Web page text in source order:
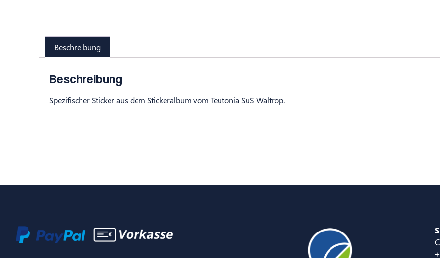
Beschreibung
Beschreibung
Spezifischer Sticker aus dem Stickeralbum vom Teutonia SuS Waltrop.